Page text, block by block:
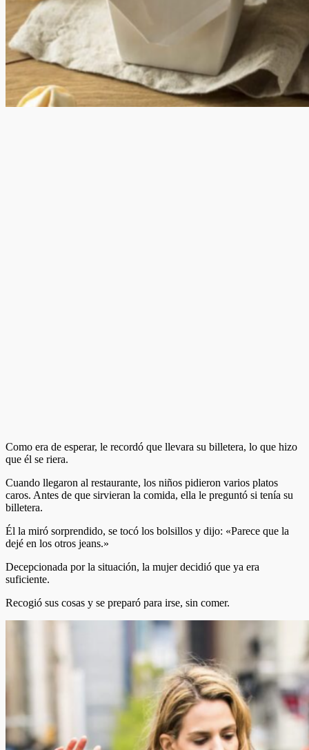
Como era de esperar, le recordó que llevara su billetera, lo que hizo
que él se riera.
Cuando llegaron al restaurante, los niños pidieron varios platos
caros. Antes de que sirvieran la comida, ella le preguntó si tenía su
billetera.
Él la miró sorprendido, se tocó los bolsillos y dijo: «Parece que la
dejé en los otros jeans.»
Decepcionada por la situación, la mujer decidió que ya era
suficiente.
Recogió sus cosas y se preparó para irse, sin comer.